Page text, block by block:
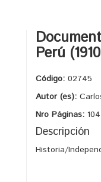
Perú
Código: 02745
Autor (es):
Nro Páginas: 104
Descripción
Historia/